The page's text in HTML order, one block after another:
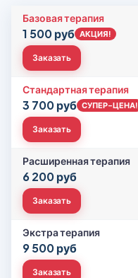
Базовая терапия
1 500 руб АКЦИЯ!
Заказать
Стандартная терапия
3 700 руб СУПЕР-ЦЕНА!
Заказать
Расширенная терапия
6 200 руб
Заказать
Экстра терапия
9 500 руб
Заказать